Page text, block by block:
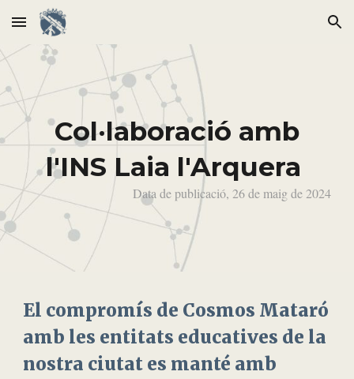
Skip to main content Skip to navigation
Col·laboració amb
l'INS Laia l'Arquera
Data de publicació, 26 de maig de 2024
El compromís de Cosmos Mataró
amb les entitats educatives de la
nostra ciutat es manté amb